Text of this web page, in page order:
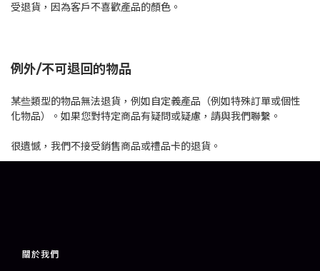
受退貨，因為客戶不喜歡產品的顏色。
例外/不可退回的物品
某些類型的物品無法退貨，例如自定義產品（例如特殊訂單或個性
化物品）。如果您對特定商品有疑問或疑慮，請與我們聯繫。
很遺憾，我們不接受銷售商品或禮品卡的退貨。
關於我們